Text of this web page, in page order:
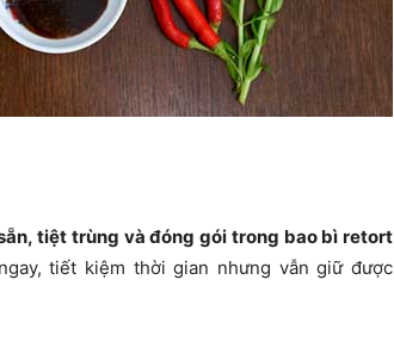
tiệt trùng và đóng gói trong bao bì retort
tiết kiệm thời gian nhưng vẫn giữ được